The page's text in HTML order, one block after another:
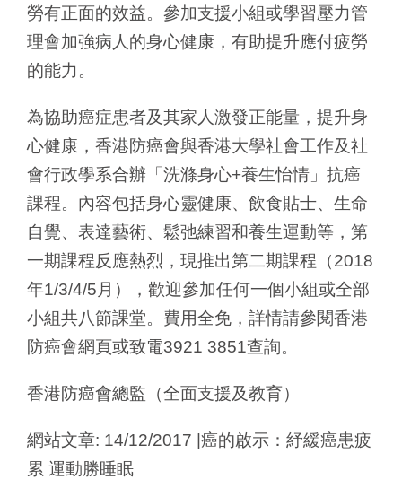
勞有正面的效益。參加支援小組或學習壓力管
理會加強病人的身心健康，有助提升應付疲勞
的能力。
為協助癌症患者及其家人激發正能量，提升身
心健康，香港防癌會與香港大學社會工作及社
會行政學系合辦「洗滌身心+養生怡情」抗癌
課程。內容包括身心靈健康、飲食貼士、生命
自覺、表達藝術、鬆弛練習和養生運動等，第
一期課程反應熱烈，現推出第二期課程（2018
年1/3/4/5月），歡迎參加任何一個小組或全部
小組共八節課堂。費用全免，詳情請參閱香港
防癌會網頁或致電3921 3851查詢。
香港防癌會總監（全面支援及教育）
網站文章: 14/12/2017 |癌的啟示：紓緩癌患疲
累 運動勝睡眠